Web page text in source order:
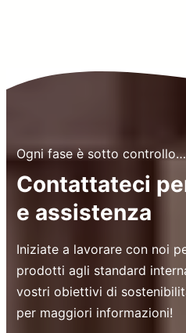
Ogni fase è sotto controllo…
Contattateci
e assistenza
Iniziate a lavorare con noi
prodotti agli standard
vostri obiettivi di
per maggiori informazioni!